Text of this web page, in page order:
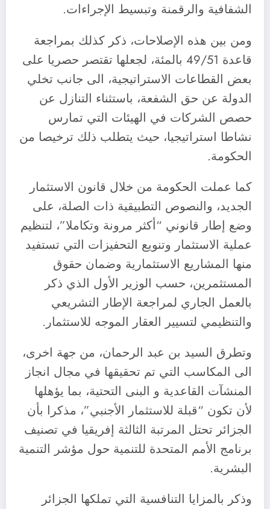
الشفافية والرقمنة وتبسيط الإجراءات.
ومن بين هذه الإصلاحات، ذكر كذلك بمراجعة
قاعدة 49/51 بالمئة، لجعلها تقتصر حصريا على
بعض القطاعات الاستراتيجية، الى جانب تخلي
الدولة عن حق الشفعة، باستثناء التنازل عن
حصص الشركات في الهيئات التي تمارس
نشاطا استراتيجيا، حيث يتطلب ذلك ترخيصا من
الحكومة.
كما عملت الحكومة من خلال قانون الاستثمار
الجديد، والنصوص التطبيقية ذات الصلة، على
وضع إطار قانوني “أكثر مرونة وتكاملا”، لتنظيم
عملية الاستثمار وتنويع التحفيزات التي تستفيد
منها المشاريع الاستثمارية وضمان حقوق
المستثمرين، حسب الوزير الأول الذي ذكر
بالعمل الجاري لمراجعة الإطار التشريعي
والتنظيمي لتسيير العقار الموجه للاستثمار.
وتطرق السيد بن عبد الرحمان، من جهة اخرى،
الى المكاسب التي تم تحقيقها في مجال انجاز
المنشآت القاعدية و البنى التحتية، بما يؤهلها
لأن تكون “قبلة للاستثمار الأجنبي”، مذكرا بأن
الجزائر تحتل المرتبة الثالثة إفريقيا في تصنيف
برنامج الأمم المتحدة للتنمية حول مؤشر التنمية
البشرية.
وذكر بالمزايا التنافسية التي تملكها الجزائر